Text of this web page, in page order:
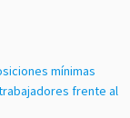
mínimas
frente al